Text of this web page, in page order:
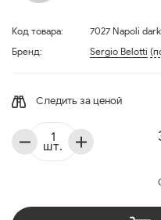
Код товара:
7027 Napoli
Бренд:
Sergio Belotti
Следить за ценой
шт.